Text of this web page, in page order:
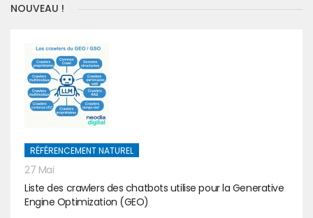
NOUVEAU !
RÉFÉRENCEMENT NATUREL
27 Mai
Liste des crawlers des chatbots utilise pour la Generative
Engine Optimization (GEO)